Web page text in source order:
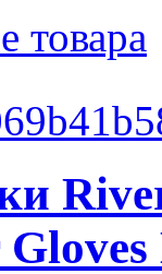
товара